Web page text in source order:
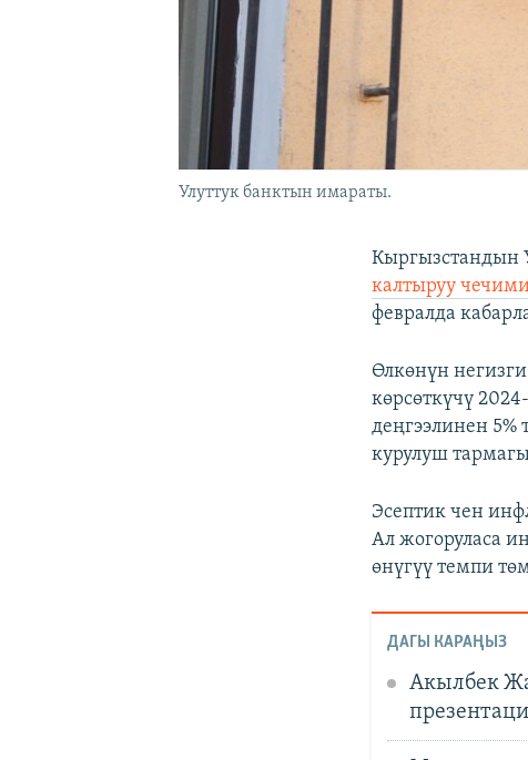
Улуттук банктын имараты.
Кыргызстандын
калтыруу
февралда
Өлкөнүн
көрсөткүчү
деңгээлинен
курулуш
Эсептик чен
Ал жогоруласа
өнүгүү темпи
ДАГЫ КАРАҢЫЗ
Акылбек